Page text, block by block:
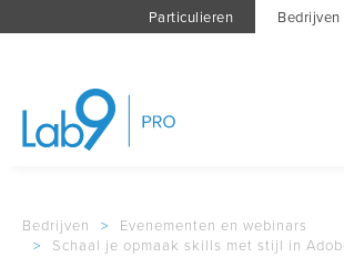
Particulieren Bedrijven
Bedrijven >
Evenementen en webinars
>
Schaal je opmaak skills met stijl in